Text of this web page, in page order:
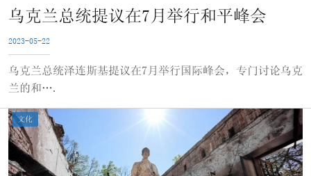
乌克兰总统提议在7月举行和平峰会
2023-05-22
乌克兰总统泽连斯基提议在7月举行国际峰会，专门讨论乌克
兰的和….
文化